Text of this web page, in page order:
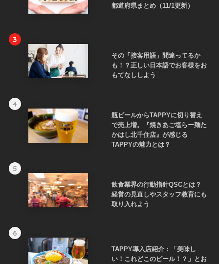
都道府県まとめ（11/1更新）
3
その「接客用語」間違ってるか
も！？正しい日本語でお客様をお
もてなししよう
4
瓶ビールからTAPPYに切り替え
で売上増。『焼きあご塩らー麺た
かはし北千住店』が感じる
TAPPYの魅力とは？
5
飲食業界の行動指針QSCとは？
経営の見直しやスタッフ教育にも
取り入れよう
6
TAPPY導入店紹介：「美味し
い！これどこのビール！？」とお